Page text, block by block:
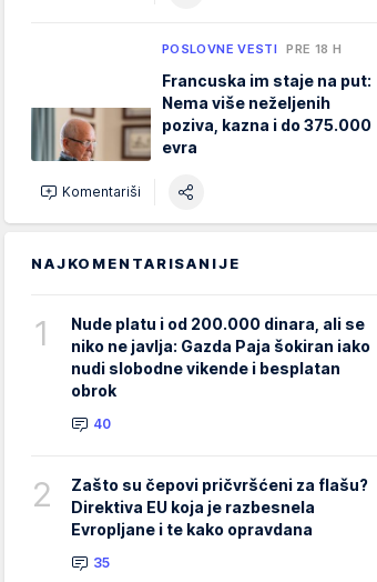
POSLOVNE VESTI PRE 18 H
Francuska im staje na put:
Nema više neželjenih
poziva, kazna i do 375.000
evra
Komentariši
NAJKOMENTARISANIJE
1
Nude platu i od 200.000 dinara, ali se
niko ne javlja: Gazda Paja šokiran iako
nudi slobodne vikende i besplatan
obrok
40
2
Zašto su čepovi pričvršćeni za flašu?
Direktiva EU koja je razbesnela
Evropljane i te kako opravdana
35